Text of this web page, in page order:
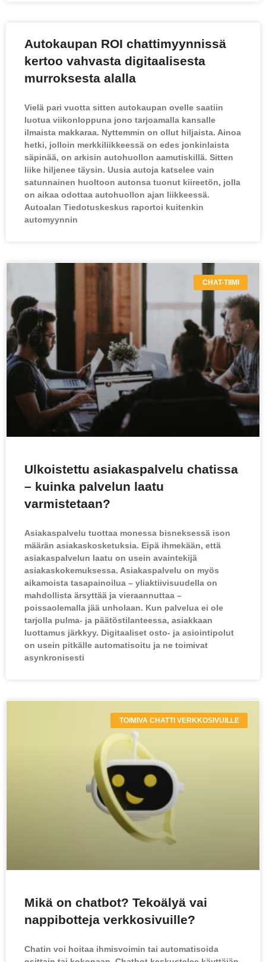
Autokaupan ROI chattimyynnissä
kertoo vahvasta digitaalisesta
murroksesta alalla
Vielä pari vuotta sitten autokaupan ovelle saatiin
luotua viikonloppuna jono tarjoamalla kansalle
ilmaista makkaraa. Nyttemmin on ollut hiljaista. Ainoa
hetki, jolloin merkkiliikkeessä on edes jonkinlaista
säpinää, on arkisin autohuollon aamutiskillä. Sitten
liike hiljenee täysin. Uusia autoja katselee vain
satunnainen huoltoon autonsa tuonut kiireetön, jolla
on aikaa odottaa autohuollon ajan liikkeessä.
Autoalan Tiedotuskeskus raportoi kuitenkin
automyynnin
CHAT-TIIMI
Ulkoistettu asiakaspalvelu chatissa
– kuinka palvelun laatu
varmistetaan?
Asiakaspalvelu tuottaa monessa bisneksessä ison
määrän asiakaskosketuksia. Eipä ihmekään, että
asiakaspalvelun laatu on usein avaintekijä
asiakaskokemuksessa. Asiakaspalvelu on myös
aikamoista tasapainoilua – yliaktiivisuudella on
mahdollista ärsyttää ja vieraannuttaa –
poissaolemalla jää unholaan. Kun palvelua ei ole
tarjolla pulma- ja päätöstilanteessa, asiakkaan
luottamus järkkyy. Digitaaliset osto- ja asiointipolut
on usein pitkälle automatisoitu ja ne toimivat
asynkronisesti
TOIMIVA CHATTI VERKKOSIVUILLE
Mikä on chatbot? Tekoälyä vai
nappibotteja verkkosivuille?
Chatin voi hoitaa ihmisvoimin tai automatisoida